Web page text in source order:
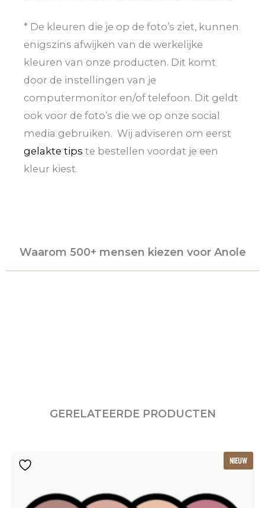
* De kleuren die je op de foto’s ziet, kunnen
enigszins afwijken van de werkelijke
kleuren van onze producten. Dit komt
door de instellingen van je
computermonitor en/of telefoon. Dit geldt
ook voor de foto’s die we op onze social
media gebruiken. Wij adviseren om eerst
gelakte tips te bestellen voordat je een
kleur kiest.
Waarom 500+ mensen kiezen voor Anole
GERELATEERDE PRODUCTEN
NIEUW